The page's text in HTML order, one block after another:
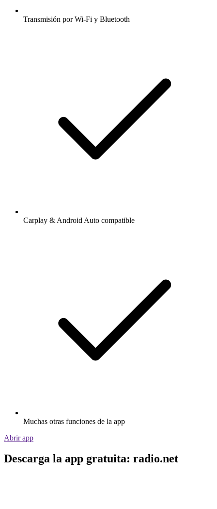
Transmisión por Wi-Fi y Bluetooth
Carplay & Android Auto compatible
Muchas otras funciones de la app
Abrir app
Descarga la app gratuita: radio.net